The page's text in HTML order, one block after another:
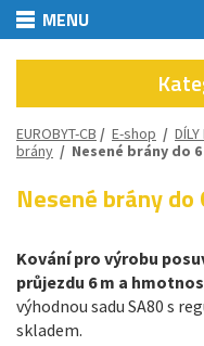
MENU
EUROBYT-CB / E-shop /
brány / Nesené brány do 6
Nesené brány do
Kování pro výrobu
průjezdu 6 m a
výhodnou sadu SA80 s
skladem.